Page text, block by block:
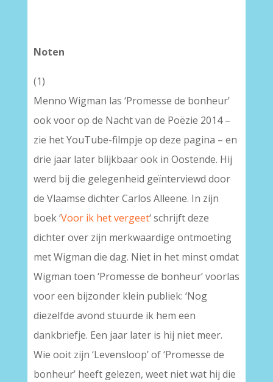
Noten
(1)
Menno Wigman las ‘Promesse de bonheur’
ook voor op de Nacht van de Poëzie 2014 –
zie het YouTube-filmpje op deze pagina – en
drie jaar later blijkbaar ook in Oostende. Hij
werd bij die gelegenheid geïnterviewd door
de Vlaamse dichter Carlos Alleene. In zijn
boek ‘Voor ik het vergeet‘ schrijft deze
dichter over zijn merkwaardige ontmoeting
met Wigman die dag. Niet in het minst omdat
Wigman toen ‘Promesse de bonheur’ voorlas
voor een bijzonder klein publiek: ‘Nog
diezelfde avond stuurde ik hem een
dankbriefje. Een jaar later is hij niet meer.
Wie ooit zijn ‘Levensloop’ of ‘Promesse de
bonheur’ heeft gelezen, weet niet wat hij die